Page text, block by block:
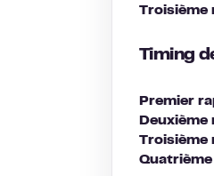
Troisième
Timing
Premier
Deuxième
Troisième
Quatrième